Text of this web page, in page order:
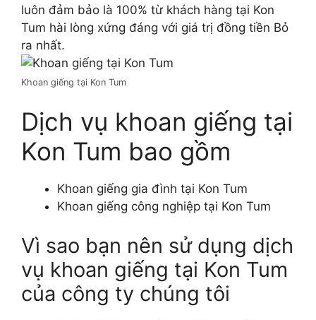
luôn đảm bảo là 100% từ khách hàng tại Kon
Tum hài lòng xứng đáng với giá trị đồng tiền Bỏ
ra nhất.
Khoan giếng tại Kon Tum
Dịch vụ khoan giếng tại
Kon Tum bao gồm
Khoan giếng gia đình tại Kon Tum
Khoan giếng công nghiệp tại Kon Tum
Vì sao bạn nên sử dụng dịch
vụ khoan giếng tại Kon Tum
của công ty chúng tôi